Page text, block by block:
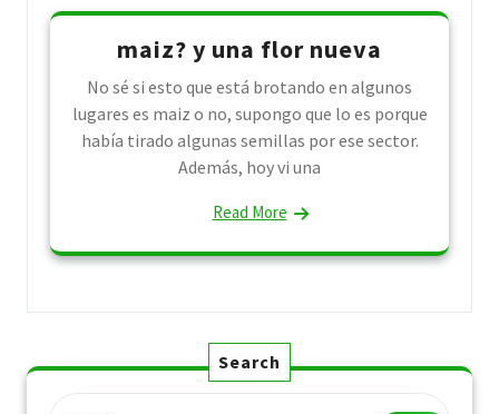
maiz? y una flor nueva
No sé si esto que está brotando en algunos
lugares es maiz o no, supongo que lo es porque
había tirado algunas semillas por ese sector.
Además, hoy vi una
Read More
Search